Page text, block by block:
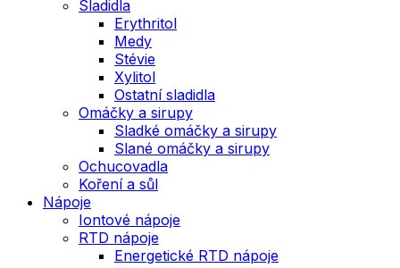
Sladidla
Erythritol
Medy
Stévie
Xylitol
Ostatní sladidla
Omáčky a sirupy
Sladké omáčky a sirupy
Slané omáčky a sirupy
Ochucovadla
Koření a sůl
Nápoje
Iontové nápoje
RTD nápoje
Energetické RTD nápoje